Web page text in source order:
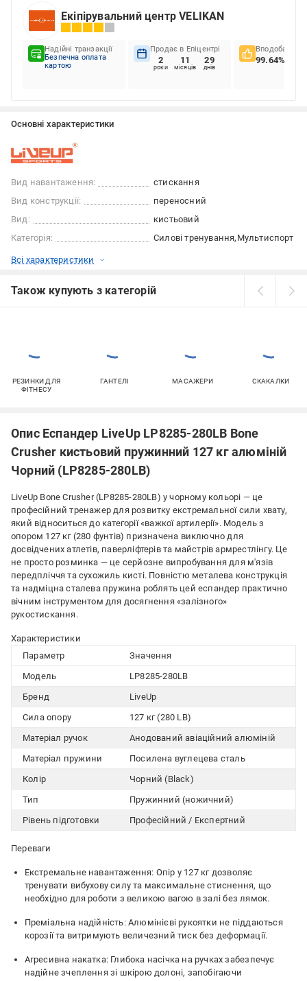
Екіпірувальний центр VELIKAN
Надійні транзакції
Безпечна оплата
картою
Продає в Епіцентрі
2
роки
11
місяців
29
днів
Вподобання
99.64%
Основні характеристики
Вид навантаження:
стискання
Вид конструкції:
переносний
Вид:
кистьовий
Категорія:
Силові тренування Мультиспорт
Всі характеристики
Також купують з категорій
РЕЗИНКИ ДЛЯ
ФІТНЕСУ
ГАНТЕЛІ МАСАЖЕРИ СКАКАЛКИ
Опис Еспандер LiveUp LP8285-280LB Bone
Crusher кистьовий пружинний 127 кг алюміній
Чорний (LP8285-280LB)
LiveUp Bone Crusher (LP8285-280LB) у чорному кольорі — це
професійний тренажер для розвитку екстремальної сили хвату,
який відноситься до категорії «важкої артилерії». Модель з
опором 127 кг (280 фунтів) призначена виключно для
досвідчених атлетів, паверліфтерів та майстрів армрестлінгу. Це
не просто розминка — це серйозне випробування для м'язів
передпліччя та сухожиль кисті. Повністю металева конструкція
та надміцна сталева пружина роблять цей еспандер практично
вічним інструментом для досягнення «залізного»
рукостискання.
Характеристики
Параметр
Значення
Модель
LP8285-280LB
Бренд
LiveUp
Сила опору
127 кг (280 LB)
Матеріал ручок
Анодований авіаційний алюміній
Матеріал пружини
Посилена вуглецева сталь
Колір
Чорний (Black)
Тип
Пружинний (ножичний)
Рівень підготовки
Професійний / Експертний
Переваги
Екстремальне навантаження: Опір у 127 кг дозволяє
тренувати вибухову силу та максимальне стиснення, що
необхідно для роботи з великою вагою в залі без лямок.
Преміальна надійність: Алюмінієві рукоятки не піддаються
корозії та витримують величезний тиск без деформації.
Агресивна накатка: Глибока насічка на ручках забезпечує
надійне зчеплення зі шкірою долоні, запобігаючи